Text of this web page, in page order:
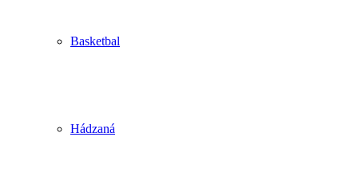
Basketbal
Hádzaná